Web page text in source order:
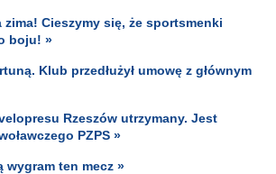
zima! Cieszymy się, że sportsmenki
boju! »
Klub przedłużył umowę z głównym
Rzeszów utrzymany. Jest
PZPS »
wygram ten mecz »